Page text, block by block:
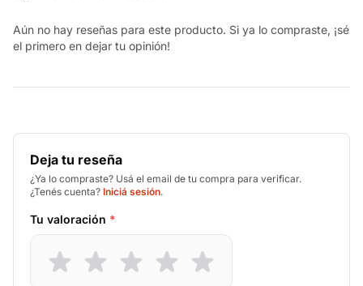
Aún no hay reseñas para este producto. Si ya lo compraste, ¡sé
el primero en dejar tu opinión!
Deja tu reseña
¿Ya lo compraste? Usá el email de tu compra para verificar.
¿Tenés cuenta? Iniciá sesión.
Tu valoración *